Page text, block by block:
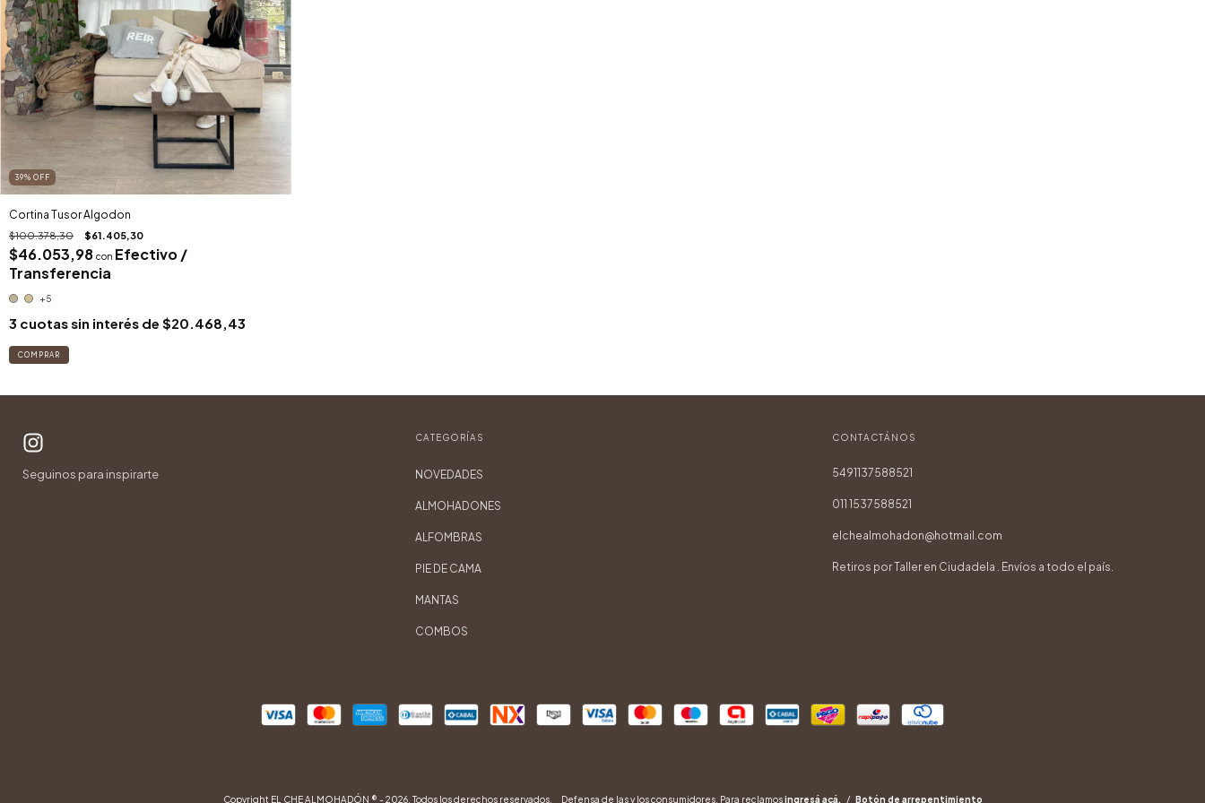
39% OFF
Cortina Tusor Algodon
$100.378,30 $61.405,30
$46.053,98 con Efectivo /
Transferencia
+5
3 cuotas sin interés de $20.468,43
COMPRAR
CATEGORÍAS
NOVEDADES
ALMOHADONES
ALFOMBRAS
PIE DE CAMA
MANTAS
COMBOS
CONTACTÁNOS
5491137588521
011 1537588521
elchealmohadon@hotmail.com
Retiros por Taller en Ciudadela . Envíos a todo el país.
Copyright EL CHE ALMOHADÓN ® - 2026. Todos los derechos reservados. Defensa de las y los consumidores. Para reclamos ingresá acá. / Botón de arrepentimiento